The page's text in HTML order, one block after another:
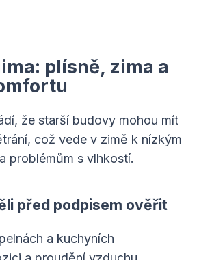
plísně, zima a
že starší budovy mohou mít
což vede v zimě k nízkým
problémům s vlhkostí.
před podpisem ověřit
a kuchyních